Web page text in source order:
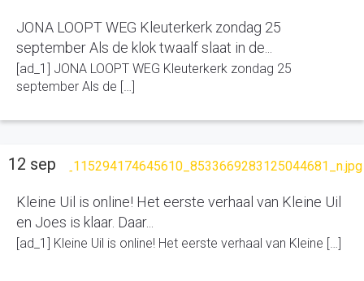
JONA LOOPT WEG Kleuterkerk zondag 25
september Als de klok twaalf slaat in de...
[ad_1] JONA LOOPT WEG Kleuterkerk zondag 25
september Als de […]
Kleine Uil is online! Het eerste verhaal van Kleine Uil
en Joes is klaar. Daar...
[ad_1] Kleine Uil is online! Het eerste verhaal van Kleine […]
12 sep